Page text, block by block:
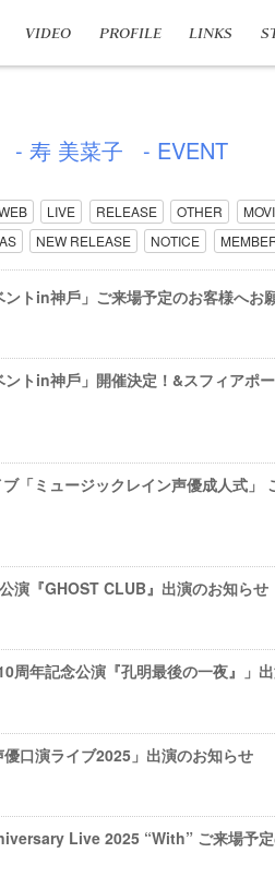
VIDEO PROFILE LINKS
- 寿 美菜子 - EVENT
LIVE RELEASE OTHER
NEW RELEASE NOTICE
トin神⼾」ご来場予定のお客様へお
トin神⼾」開催決定！&スフィアポ
「ミュージックレイン声優成人式」
演『GHOST CLUB』出演のお知らせ
年記念公演『孔明最後の一夜』」
口演ライブ2025」出演のお知らせ
Live 2025 “With” ご来場予